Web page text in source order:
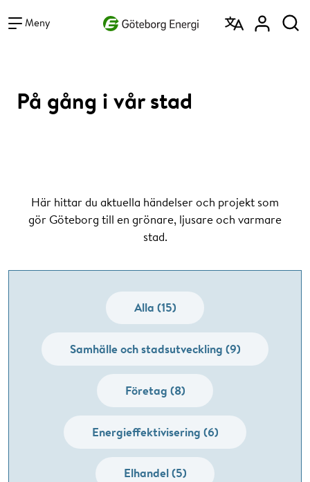
Meny
På gång i vår stad
Här hittar du aktuella händelser och projekt som
gör Göteborg till en grönare, ljusare och varmare
stad.
Alla (15)
Samhälle och stadsutveckling (9)
Företag (8)
Energieffektivisering (6)
Elhandel (5)